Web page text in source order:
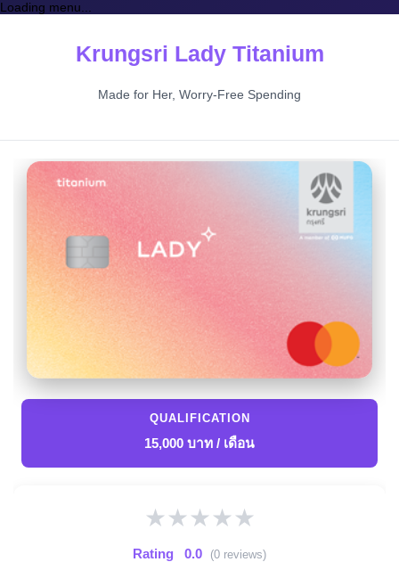
Loading menu...
Krungsri Lady Titanium
Made for Her, Worry-Free Spending
QUALIFICATION
15,000 บาท / เดือน
★★★★★
Rating 0.0 (0 reviews)